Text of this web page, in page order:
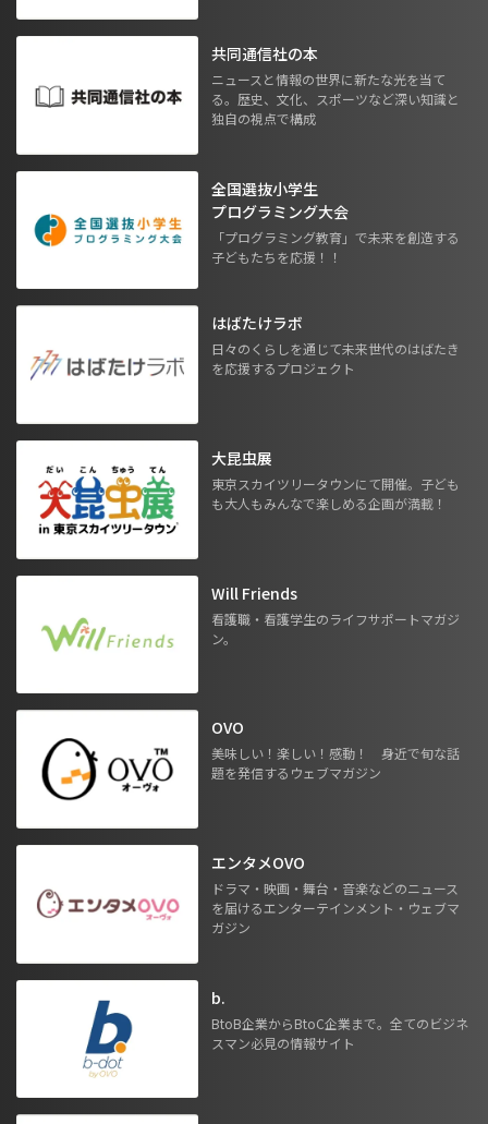
共同通信社の本
ニュースと情報の世界に新たな光を当て
る。歴史、文化、スポーツなど深い知識と
独自の視点で構成
全国選抜小学生
プログラミング大会
「プログラミング教育」で未来を創造する
子どもたちを応援！！
はばたけラボ
日々のくらしを通じて未来世代のはばたき
を応援するプロジェクト
大昆虫展
東京スカイツリータウンにて開催。子ども
も大人もみんなで楽しめる企画が満載！
Will Friends
看護職・看護学生のライフサポートマガジ
ン。
OVO
美味しい！楽しい！感動！ 身近で旬な話
題を発信するウェブマガジン
エンタメOVO
ドラマ・映画・舞台・音楽などのニュース
を届けるエンターテインメント・ウェブマ
ガジン
b.
BtoB企業からBtoC企業まで。全てのビジネ
スマン必見の情報サイト